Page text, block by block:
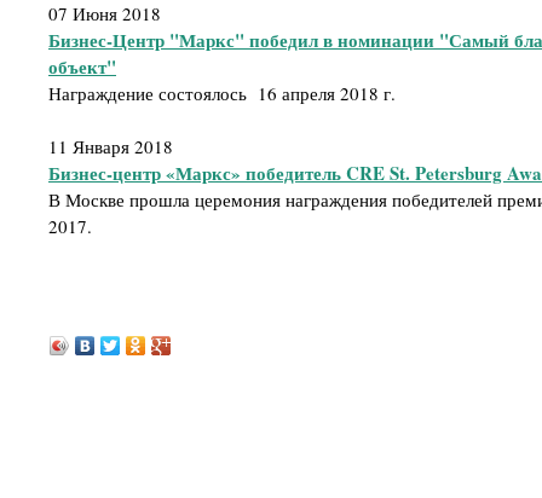
07 Июня 2018
Бизнес-Центр "Маркс" победил в номинации "Самый
объект"
Награждение состоялось 16 апреля 2018 г.
11 Января 2018
Бизнес-центр «Маркс» победитель CRE St. Petersburg
В Москве прошла церемония награждения победителей
2017.